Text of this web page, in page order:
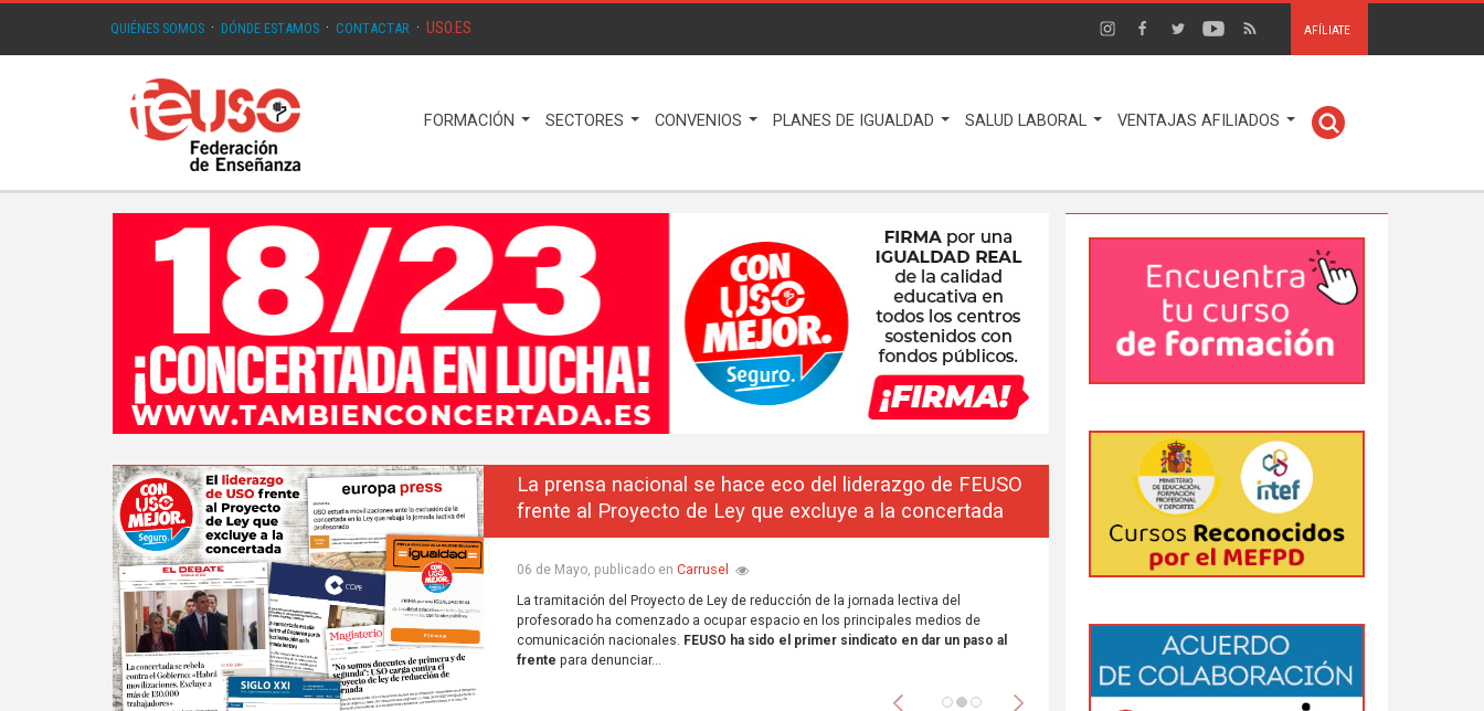
QUIÉNES SOMOS · DÓNDE ESTAMOS · CONTACTAR · USO.ES AFÍLIATE
FORMACIÓN SECTORES CONVENIOS PLANES DE IGUALDAD SALUD LABORAL VENTAJAS AFILIADOS
La prensa nacional se hace eco del liderazgo de FEUSO
frente al Proyecto de Ley que excluye a la concertada
06 de Mayo, publicado en Carrusel
La tramitación del Proyecto de Ley de reducción de la jornada lectiva del
profesorado ha comenzado a ocupar espacio en los principales medios de
comunicación nacionales. FEUSO ha sido el primer sindicato en dar un paso al
frente para denunciar...
Anterior Siguiente